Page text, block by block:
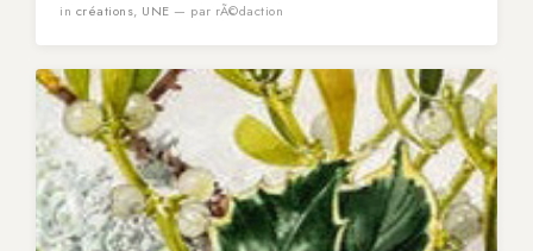
in créations, UNE — par rÃ©daction